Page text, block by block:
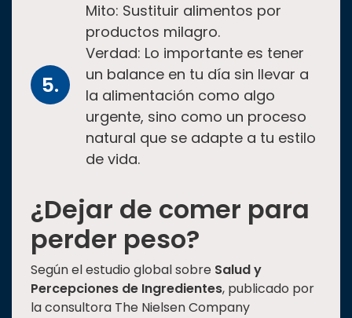
Mito: Sustituir alimentos por
productos milagro.
Verdad: Lo importante es tener
un balance en tu día sin llevar a
la alimentación como algo
urgente, sino como un proceso
natural que se adapte a tu estilo
de vida.
¿Dejar de comer para
perder peso?
Según el estudio global sobre Salud y
Percepciones de Ingredientes, publicado por
la consultora The Nielsen Company